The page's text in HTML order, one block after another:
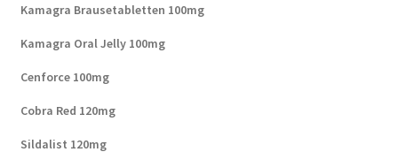
Kamagra Brausetabletten 100mg
Kamagra Oral Jelly 100mg
Cenforce 100mg
Cobra Red 120mg
Sildalist 120mg